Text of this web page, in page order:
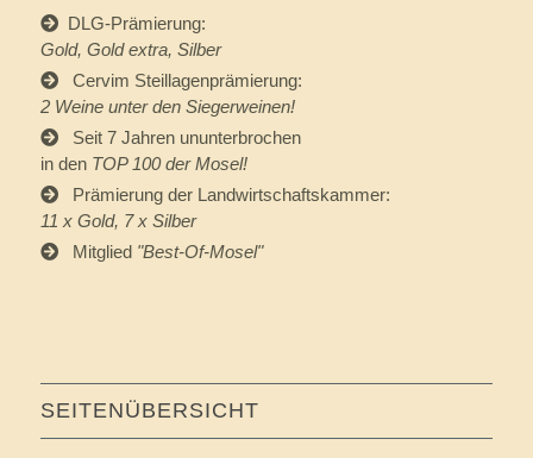
DLG-Prämierung:
Gold, Gold extra, Silber
Cervim Steillagenprämierung:
2 Weine unter den Siegerweinen!
Seit 7 Jahren ununterbrochen
in den TOP 100 der Mosel!
Prämierung der Landwirtschaftskammer:
11 x Gold, 7 x Silber
Mitglied "Best-Of-Mosel"
SEITENÜBERSICHT